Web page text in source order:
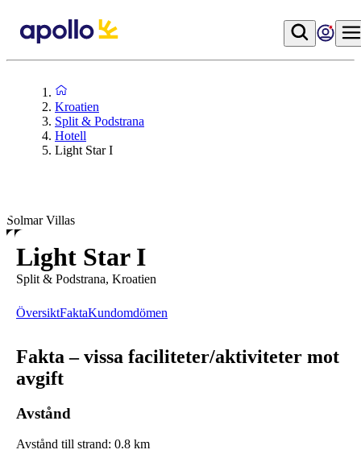
Kroatien
Split & Podstrana
Hotell
Light Star I
Solmar Villas
Light Star I
Split & Podstrana, Kroatien
ÖversiktFaktaKundomdömen
Fakta – vissa faciliteter/aktiviteter mot
avgift
Avstånd
Avstånd till strand: 0.8 km